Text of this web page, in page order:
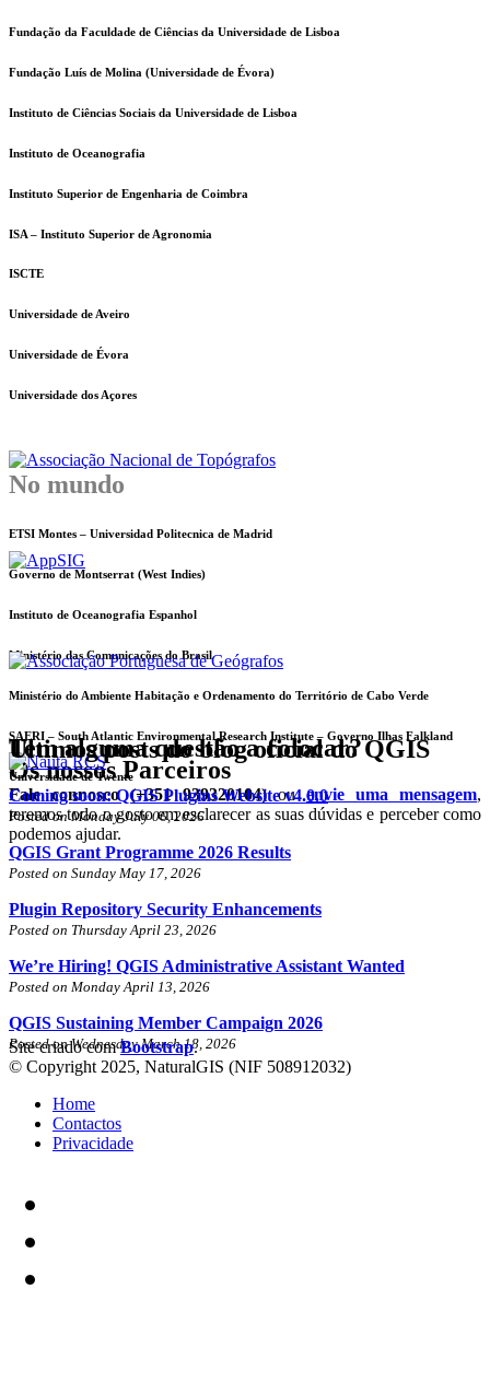
Fundação da Faculdade de Ciências da Universidade de Lisboa
Fundação Luís de Molina (Universidade de Évora)
Instituto de Ciências Sociais da Universidade de Lisboa
Instituto de Oceanografia
Instituto Superior de Engenharia de Coimbra
ISA – Instituto Superior de Agronomia
ISCTE
Universidade de Aveiro
Universidade de Évora
Universidade dos Açores
No mundo
ETSI Montes – Universidad Politecnica de Madrid
Governo de Montserrat (West Indies)
Instituto de Oceanografia Espanhol
Ministério das Comunicações do Brasil
Ministério do Ambiente Habitação e Ordenamento do Território de Cabo Verde
SAERI – South Atlantic Environmental Research Institute – Governo Ilhas Falkland
Universidade de Twente
Os nossos Parceiros
Tem alguma questão a colocar?
Fale connosco (+351 939320104)ouenvie uma mensagem,
teremos todo o gosto em esclarecer as suas dúvidas e perceber como
podemos ajudar.
Ultimos posts do blog oficial do QGIS
Coming soon: QGIS Plugins Website v4.0.0
Posted on Monday July 06, 2026
QGIS Grant Programme 2026 Results
Posted on Sunday May 17, 2026
Plugin Repository Security Enhancements
Posted on Thursday April 23, 2026
We’re Hiring! QGIS Administrative Assistant Wanted
Posted on Monday April 13, 2026
QGIS Sustaining Member Campaign 2026
Posted on Wednesday March 18, 2026
Site criado comBootstrap.
© Copyright 2025, NaturalGIS (NIF 508912032)
Home
Contactos
Privacidade